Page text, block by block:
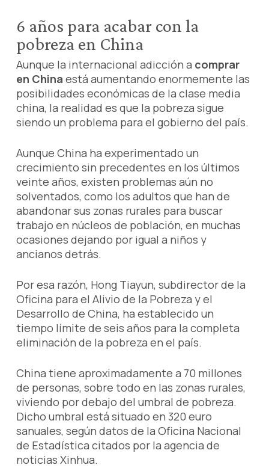
6 años para acabar con la
pobreza en China
Aunque la internacional adicción a comprar
en China está aumentando enormemente las
posibilidades económicas de la clase media
china, la realidad es que la pobreza sigue
siendo un problema para el gobierno del país.
Aunque China ha experimentado un
crecimiento sin precedentes en los últimos
veinte años, existen problemas aún no
solventados, como los adultos que han de
abandonar sus zonas rurales para buscar
trabajo en núcleos de población, en muchas
ocasiones dejando por igual a niños y
ancianos detrás.
Por esa razón, Hong Tiayun, subdirector de la
Oficina para el Alivio de la Pobreza y el
Desarrollo de China, ha establecido un
tiempo límite de seis años para la completa
eliminación de la pobreza en el país.
China tiene aproximadamente a 70 millones
de personas, sobre todo en las zonas rurales,
viviendo por debajo del umbral de pobreza.
Dicho umbral está situado en 320 euro
sanuales, según datos de la Oficina Nacional
de Estadística citados por la agencia de
noticias Xinhua.